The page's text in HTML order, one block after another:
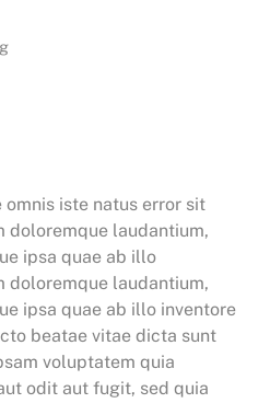
iste natus error sit
doloremque laudantium,
ipsa quae ab illo
doloremque laudantium,
ipsa quae ab illo inventore
beatae vitae dicta sunt
voluptatem quia
odit aut fugit, sed quia